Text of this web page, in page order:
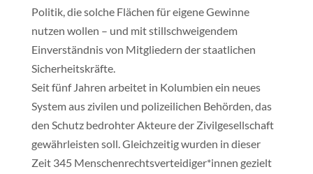
Politik, die solche Flächen für eigene Gewinne
nutzen wollen – und mit stillschweigendem
Einverständnis von Mitgliedern der staatlichen
Sicherheitskräfte.
Seit fünf Jahren arbeitet in Kolumbien ein neues
System aus zivilen und polizeilichen Behörden, das
den Schutz bedrohter Akteure der Zivilgesellschaft
gewährleisten soll. Gleichzeitig wurden in dieser
Zeit 345 Menschenrechtsverteidiger*innen gezielt